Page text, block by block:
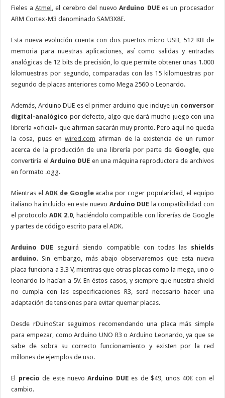
Fieles aAtmel , el cerebro del nuevoArduino DUEes un procesador
ARM Cortex-M3 denominado SAM3X8E.
Esta nueva evolución cuenta con dos puertos micro USB, 512 KB de
memoria para nuestras aplicaciones, así como salidas y entradas
analógicas de 12 bits de precisión, lo que permite obtener unas 1.000
kilomuestras por segundo, comparadas con las 15 kilomuestras por
segundo de placas anteriores como Mega 2560 o Leonardo.
Además, Arduino DUE es el primer arduino que incluye un conversor
digital-analógico por defecto, algo que dará mucho juego con una
librería «oficial» que afirman sacarán muy pronto. Pero aquí no queda
la cosa, pues enwired.com afirman de la existencia de un rumor
acerca de la producción de una librería por parte de Google, que
convertiría elArduino DUE en una máquina reproductora de archivos
en formato .ogg.
Mientras el ADK de Googleacaba por coger popularidad, el equipo
italiano ha incluido en este nuevo Arduino DUE la compatibilidad con
el protocolo ADK 2.0, haciéndolo compatible con librerías de Google
y partes de código escrito para el ADK.
Arduino DUE seguirá siendo compatible con todas las shields
arduino. Sin embargo, más abajo observaremos que esta nueva
placa funciona a 3.3 V, mientras que otras placas como la mega, uno o
leonardo lo hacían a 5V. En éstos casos, y siempre que nuestra shield
no cumpla con las especificaciones R3, será necesario hacer una
adaptación de tensiones para evitar quemar placas.
Desde rDuinoStar seguimos recomendando una placa más simple
para empezar, como Arduino UNO R3 o Arduino Leonardo, ya que se
sabe de sobra su correcto funcionamiento y existen por la red
millones de ejemplos de uso.
El precio de este nuevoArduino DUEes de $49, unos 40€ con el
cambio.